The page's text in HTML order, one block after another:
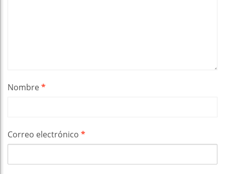
Nombre*
Correo electrónico *